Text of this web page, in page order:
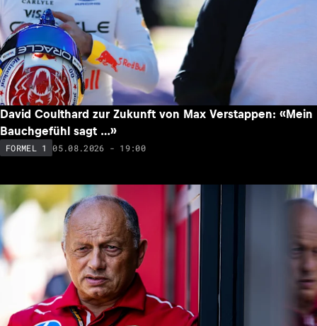
David Coulthard zur Zukunft von Max Verstappen: «Mein
Bauchgefühl sagt …»
FORMEL 1 05.08.2026 - 19:00